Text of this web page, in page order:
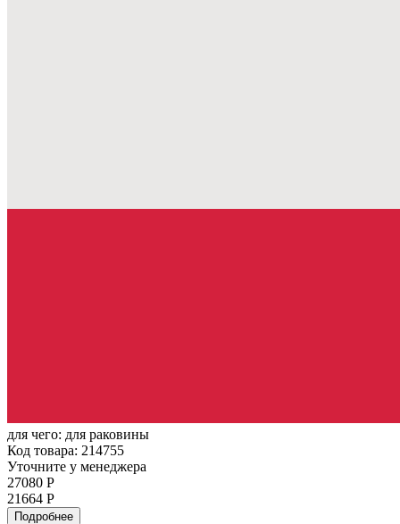
для чего: для раковины
Код товара: 214755
Уточните у менеджера
27080 Р
21664 Р
Подробнее